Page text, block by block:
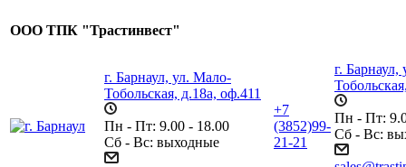
ООО ТПК "Трастинвест"
г. Барнаул, ул. Мало-
Тобольская, д.18а, оф.411
Пн - Пт: 9.00 - 18.00
Сб - Вс: выходные
+7
(3852)99-
21-21
г.
Пн - Пт:
Сб - Вс: